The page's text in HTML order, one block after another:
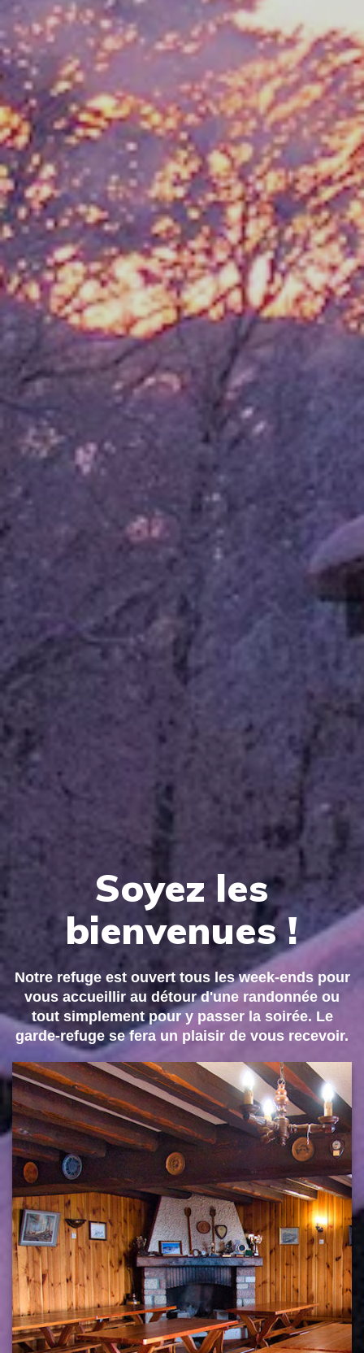
Soyez les
bienvenues !
Notre refuge est ouvert tous les week-ends pour
vous accueillir au détour d'une randonnée ou
tout simplement pour y passer la soirée. Le
garde-refuge se fera un plaisir de vous recevoir.